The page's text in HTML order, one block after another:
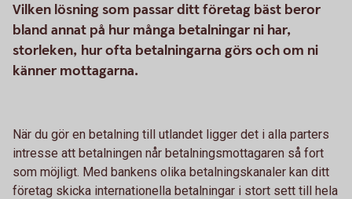
Vilken lösning som passar ditt företag bäst beror
bland annat på hur många betalningar ni har,
storleken, hur ofta betalningarna görs och om ni
känner mottagarna.
När du gör en betalning till utlandet ligger det i alla parters
intresse att betalningen når betalningsmottagaren så fort
som möjligt. Med bankens olika betalningskanaler kan ditt
företag skicka internationella betalningar i stort sett till hela